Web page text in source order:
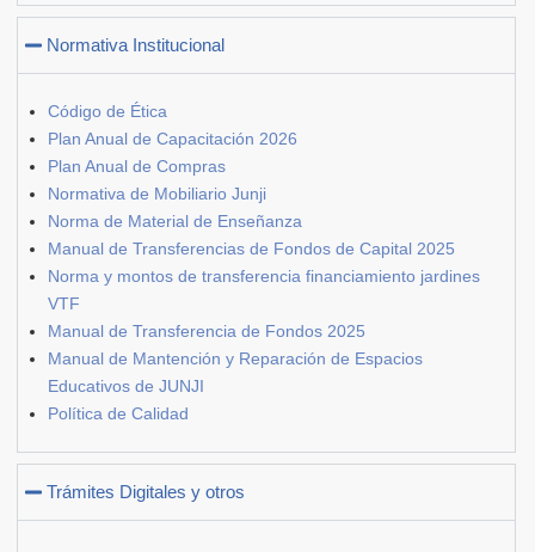
Normativa Institucional
Código de Ética
Plan Anual de Capacitación 2026
Plan Anual de Compras
Normativa de Mobiliario Junji
Norma de Material de Enseñanza
Manual de Transferencias de Fondos de Capital 2025
Norma y montos de transferencia financiamiento jardines
VTF
Manual de Transferencia de Fondos 2025
Manual de Mantención y Reparación de Espacios
Educativos de JUNJI
Política de Calidad
Trámites Digitales y otros